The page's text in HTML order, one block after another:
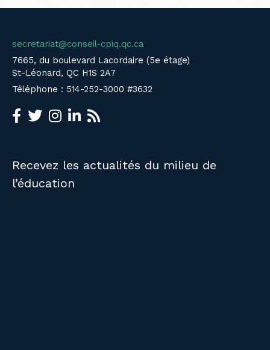
secretariat@conseil-cpiq.qc.ca
7665, du boulevard Lacordaire (5e étage)
St-Léonard, QC H1S 2A7
Téléphone : 514-252-3000 #3632
Recevez les actualités du milieu de
l’éducation